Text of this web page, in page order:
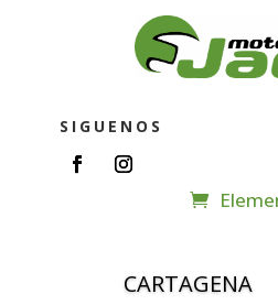
SIGUENOS
CARTAGENA